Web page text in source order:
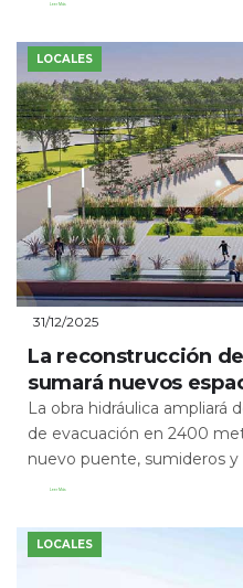
Leer Más
LOCALES
31/12/2025
La reconstrucción
sumará nuevos
La obra hidráulica ampliará
de evacuación en 2400
nuevo puente, sumideros y
Leer Más
LOCALES